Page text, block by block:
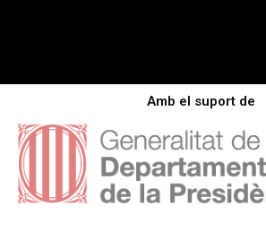
Amb el suport de